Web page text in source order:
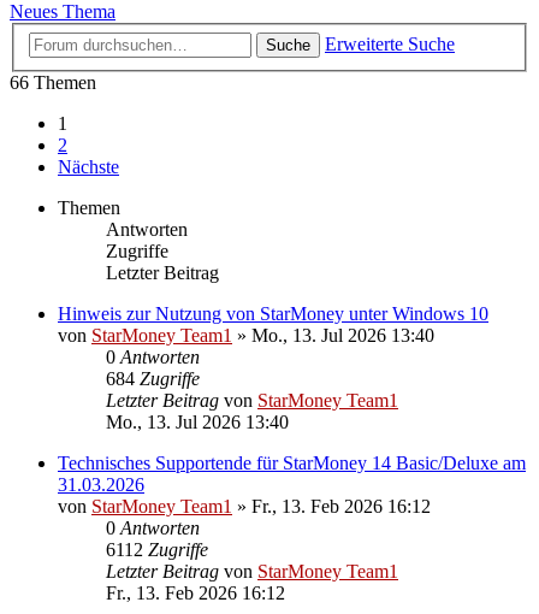
Neues Thema
Suche
Erweiterte Suche
66 Themen
1
2
Nächste
Themen
Antworten
Zugriffe
Letzter Beitrag
Hinweis zur Nutzung von StarMoney unter Windows 10
von StarMoney Team1 » Mo., 13. Jul 2026 13:40
0 Antworten
684 Zugriffe
Letzter Beitrag von StarMoney Team1
Mo., 13. Jul 2026 13:40
Technisches Supportende für StarMoney 14 Basic/Deluxe am
31.03.2026
von StarMoney Team1 » Fr., 13. Feb 2026 16:12
0 Antworten
6112 Zugriffe
Letzter Beitrag von StarMoney Team1
Fr., 13. Feb 2026 16:12